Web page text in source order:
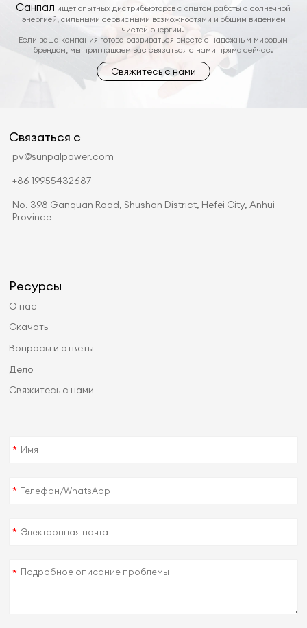
Санпал ищет опытных дистрибьюторов с опытом работы с солнечной
энергией, сильными сервисными возможностями и общим видением
чистой энергии.
Если ваша компания готова развиваться вместе с надежным мировым
брендом, мы приглашаем вас связаться с нами прямо сейчас.
Свяжитесь с нами
Связаться с
pv@sunpalpower.com
+86 19955432687
No. 398 Ganquan Road, Shushan District, Hefei City, Anhui
Province
Ресурсы
О нас
Скачать
Вопросы и ответы
Дело
Свяжитесь с нами
*
*
*
*